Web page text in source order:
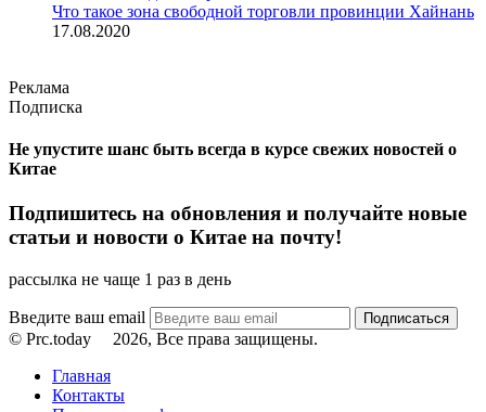
Что такое зона свободной торговли провинции Хайнань
17.08.2020
Реклама
Подписка
Не упустите шанс быть всегда в курсе свежих новостей о
Китае
Подпишитесь на обновления и получайте новые
статьи и новости о Китае на почту!
рассылка не чаще 1 раз в день
Введите ваш email
© Prc.today
2026, Все права защищены.
Главная
Контакты